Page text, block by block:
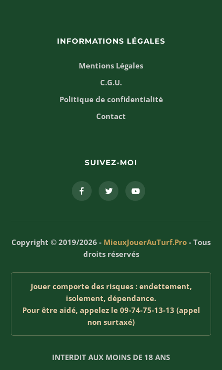
INFORMATIONS LÉGALES
Mentions Légales
C.G.U.
Politique de confidentialité
Contact
SUIVEZ-MOI
Copyright © 2019/2026 - MieuxJouerAuTurf.Pro - Tous
droits réservés
Jouer comporte des risques : endettement,
isolement, dépendance.
Pour être aidé, appelez le 09-74-75-13-13 (appel
non surtaxé)
INTERDIT AUX MOINS DE 18 ANS